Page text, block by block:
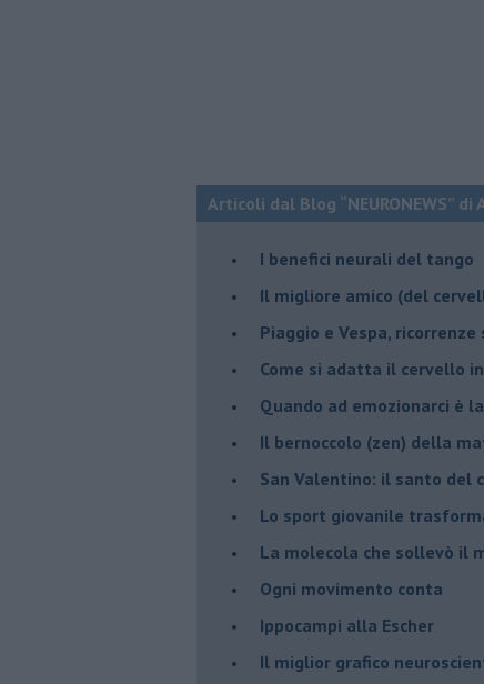
Articoli dal Blog “NEURONEWS”
​I benefici neurali del tango
​Il migliore amico (del
Piaggio e Vespa,
​Come si adatta il cervello
​Quando ad emozionarci è
Il bernoccolo (zen) della
San Valentino: il santo del
​Lo sport giovanile
​La molecola che sollevò il
Ogni movimento conta
Ippocampi alla Escher
Il miglior grafico